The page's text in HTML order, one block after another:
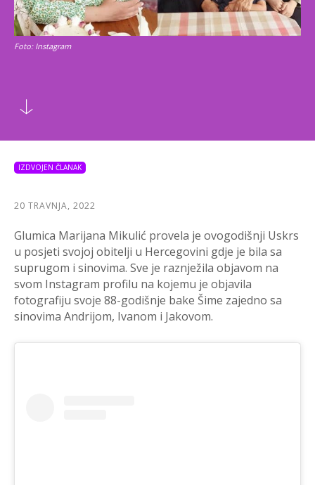
Foto: Instagram
IZDVOJEN ČLANAK
20 TRAVNJA, 2022
Glumica Marijana Mikulić provela je ovogodišnji Uskrs
u posjeti svojoj obitelji u Hercegovini gdje je bila sa
suprugom i sinovima. Sve je raznježila objavom na
svom Instagram profilu na kojemu je objavila
fotografiju svoje 88-godišnje bake Šime zajedno sa
sinovima Andrijom, Ivanom i Jakovom.